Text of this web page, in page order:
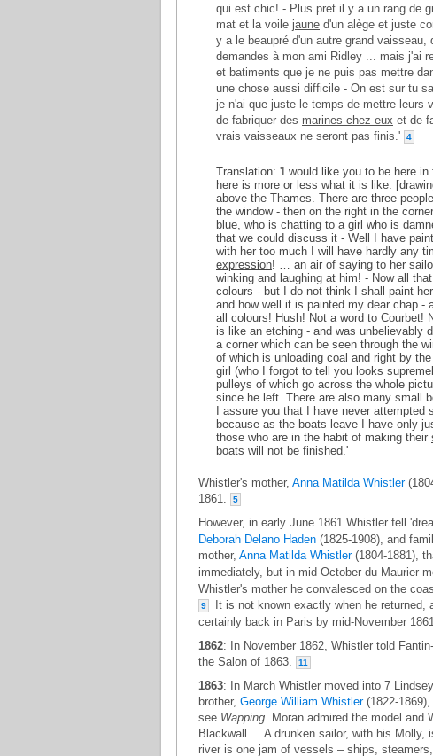
qui est chic! - Plus pret il y a un rang de
mat et la voile jaune d'un alège et juste
y a le beaupré d'un autre grand
demandes à mon ami Ridley ... mais j'ai
et batiments que je ne puis pas mettre
une chose aussi difficile - On est sur tu
je n'ai que juste le temps de mettre leurs
de fabriquer des marines chez eux et de
vrais vaisseaux ne seront pas finis.'
4
Translation: 'I would like you to be here
here is more or less what it is like.
above the Thames. There are three
the window - then on the right in the
blue, who is chatting to a girl who is
that we could discuss it - Well I have
with her too much I will have hardly any
expression! … an air of saying to her
winking and laughing at him! - Now all
colours - but I do not think I shall paint
and how well it is painted my dear chap -
all colours! Hush! Not a word to Courbet!
is like an etching - and was unbelievably
a corner which can be seen through the
of which is unloading coal and right by
girl (who I forgot to tell you looks
pulleys of which go across the whole
since he left. There are also many small
I assure you that I have never
because as the boats leave I have only
those who are in the habit of making their
boats will not be finished.'
Whistler's mother, Anna Matilda Whistler
1861.
5
However, in early June 1861 Whistler fell
Deborah Delano Haden (1825-1908), and
mother, Anna Matilda Whistler(1804-1881),
immediately, but in mid-October du Maurier
Whistler's mother he convalesced on the
9
It is not known exactly when he
certainly back in Paris by mid-November
1862: In November 1862, Whistler told
the Salon of 1863.
11
1863: In March Whistler moved into 7
brother, George William Whistler(1822-1869),
see Wapping. Moran admired the model and
Blackwall ... A drunken sailor, with his
river is one jam of vessels – ships,